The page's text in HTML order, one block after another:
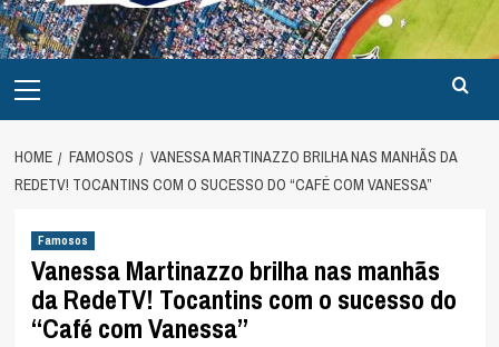
Menu
HOME FAMOSOS
VANESSA MARTINAZZO BRILHA NAS MANHÃS DA
REDETV! TOCANTINS COM O SUCESSO DO “CAFÉ COM VANESSA”
Famosos
Vanessa Martinazzo brilha nas manhãs
da RedeTV! Tocantins com o sucesso do
“Café com Vanessa”